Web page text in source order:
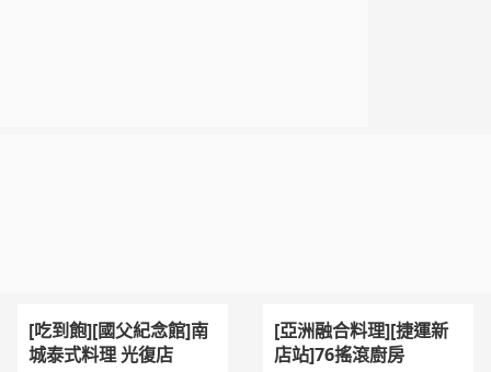
[亞洲融合料理][捷運新
店站]76搖滾廚房
[吃到飽][國父紀念館]南
城泰式料理 光復店